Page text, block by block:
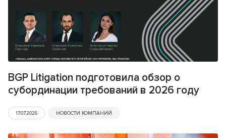
BGP Litigation подготовила обзор о
субординации требований в 2026 году
17.07.2026 НОВОСТИ КОМПАНИЙ